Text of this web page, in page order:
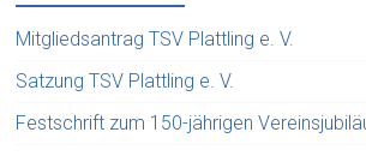
Mitgliedsantrag TSV Plattling e. V.
Satzung TSV Plattling e. V.
Festschrift zum 150-jährigen